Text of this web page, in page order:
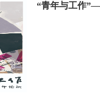
“青年与工作